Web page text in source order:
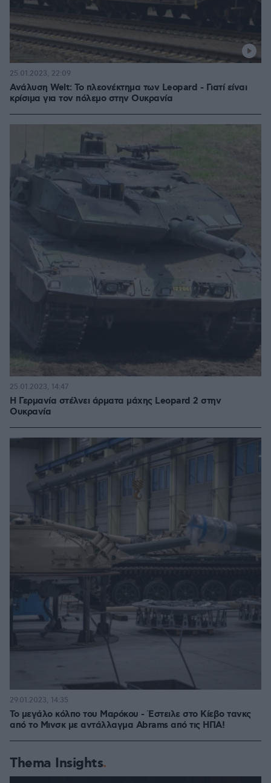
Ανάλυση Welt: Το πλεονέκτημα των Leopard - Γιατί είναι
κρίσιμα για τον πόλεμο στην Ουκρανία
25.01.2023, 22:09
Η Γερμανία στέλνει άρματα μάχης Leopard 2 στην
Ουκρανία
25.01.2023, 14:47
Το μεγάλο κόλπο του Μαρόκου - Έστειλε στο Κίεβο τανκς
από το Μινσκ με αντάλλαγμα Abrams από τις ΗΠΑ!
29.01.2023, 14:35
Thema Insights